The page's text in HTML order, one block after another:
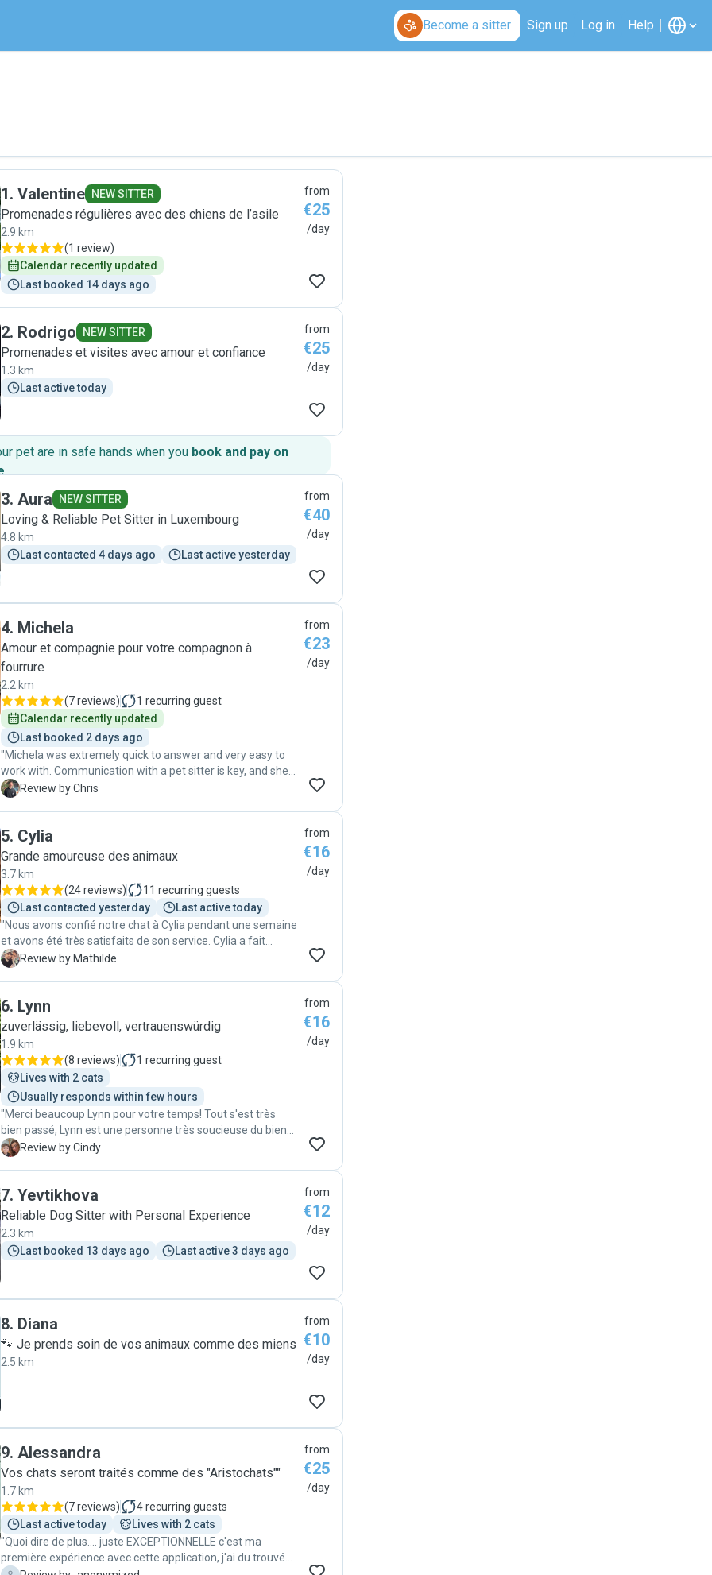
Become a sitter Sign up Log in Help
1. Valentine NEW SITTER
Promenades régulières avec des chiens de l’asile
2.9 km
(1 review)
Calendar recently updated
Last booked 14 days ago
from
€25
/day
2. Rodrigo NEW SITTER
Promenades et visites avec amour et confiance
1.3 km
Last active today
from
€25
/day
pet are in safe hands when you book and pay on
.
3. Aura NEW SITTER
Loving & Reliable Pet Sitter in Luxembourg
4.8 km
Last contacted 4 days ago
Last active yesterday
from
€40
/day
4. Michela
Amour et compagnie pour votre compagnon à
fourrure
2.2 km
(7 reviews) 1 recurring guest
Calendar recently updated
Last booked 2 days ago
"Michela was extremely quick to answer and very easy to
work with. Communication with a pet sitter is key, and she
kept me constantly updated. My cat is very mistrusting, but
was properly cared for, and it made my holiday worry-free. I
would trust her with my pet any time and whole heartedly
C Review by Chris
from
€23
/day
5. Cylia
Grande amoureuse des animaux
3.7 km
(24 reviews) 11 recurring guests
Last contacted yesterday
Last active today
"Nous avons confié notre chat à Cylia pendant une semaine
et avons été très satisfaits de son service. Cylia a fait
preuve de professionnalisme et a bien pris soin de notre
était en pleine forme et semblait heureux, preuve que Cylia
s'est bien occupée de lui. Nous recommandons ses
services à tous les propriétaires de chats cherchant une
personne fiable pour s'occuper de leur animal. Merci
encore, Cylia"
M Review by Mathilde
from
€16
/day
6. Lynn
zuverlässig, liebevoll, vertrauenswürdig
1.9 km
(8 reviews) 1 recurring guest
Lives with 2 cats
Usually responds within few hours
"Merci beaucoup Lynn pour votre temps! Tout s'est très
bien passé, Lynn est une personne très soucieuse du bien
C Review by Cindy
from
€16
/day
7. Yevtikhova
Reliable Dog Sitter with Personal Experience
2.3 km
Last booked 13 days ago
Last active 3 days ago
from
€12
/day
8. Diana
🐾 Je prends soin de vos animaux comme des miens
2.5 km
from
€10
/day
9. Alessandra
Vos chats seront traités comme des "Aristochats""
1.7 km
(7 reviews) 4recurring guests
Last active today
Lives with 2 cats
"Quoi dire de plus.... juste EXCEPTIONNELLE c'est ma
première expérience avec cette application, j'ai du trouvé
from
€25
/day